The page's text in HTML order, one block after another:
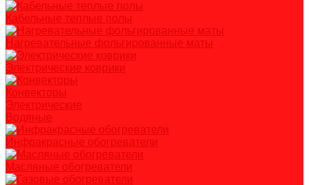
Кабельные теплые полы
Нагревательные фольгированные маты
Электрические коврики
Конвекторы
Электрические
Водяные
Инфракрасные обогреватели
Масляные обогреватели